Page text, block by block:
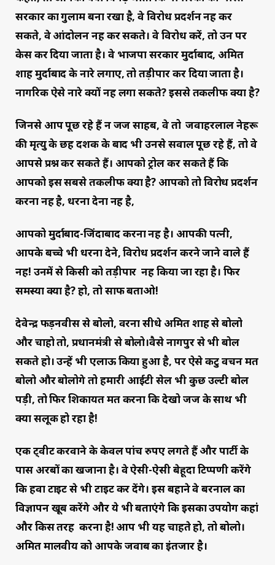
सरकार का गुलाम बना रखा है, वे विरोध प्रदर्शन नहीं कर
सकते, वे आंदोलन नहीं कर सकते। वे विरोध करें, तो उन पर
केस कर दिया जाता है। वे भाजपा सरकार मुर्दाबाद, अमित
शाह मुर्दाबाद के नारे लगाए, तो तड़ीपार कर दिया जाता है।
नागरिक ऐसे नारे क्यों नहीं लगा सकते? इससे तकलीफ क्या है?
जिनसे आप पूछ रहे हैं न जज साहब, वे तो जवाहरलाल नेहरू
की मृत्यु के छह दशक के बाद भी उनसे सवाल पूछ रहे हैं, तो वे
आपसे प्रश्न कर सकते हैं। आपको ट्रोल कर सकते हैं कि
आपको इस सबसे तकलीफ क्या है? आपको तो विरोध प्रदर्शन
करना नहीं है, धरना देना नहीं है,
आपको मुर्दाबाद-जिंदाबाद करना नहीं है। आपकी पत्नी,
आपके बच्चे भी धरना देने, विरोध प्रदर्शन करने जाने वाले हैं
नहीं! उनमें से किसी को तड़ीपार नहीं किया जा रहा है। फिर
समस्या क्या है? हो, तो साफ बताओ!
देवेन्द्र फड़नवीस से बोलो, वरना सीधे अमित शाह से बोलो
और चाहो तो, प्रधानमंत्री से बोलो।वैसे नागपुर से भी बोल‌
सकते हो। उन्हें भी एलाऊ किया हुआ है, पर ऐसे कटु वचन मत
बोलो और बोलोगे तो हमारी आईटी सेल भी कुछ उल्टी बोल
पड़ी, तो फिर शिकायत मत करना कि देखो जज के साथ भी
क्या सलूक हो रहा है!
एक ट्वीट करवाने के केवल पांच रुपए लगते हैं और पार्टी के
पास अरबों का खजाना है। वे ऐसी-ऐसी बेहूदा टिप्पणी करेंगे
कि हवा टाइट से भी टाइट कर देंगे। इस बहाने वे बरनाल का
विज्ञापन खूब करेंगे और ये भी बताएंगे कि इसका उपयोग कहां
और किस तरह करना है! आप भी यह चाहते हो, तो बोलो।
अमित मालवीय को आपके जवाब का इंतजार है।